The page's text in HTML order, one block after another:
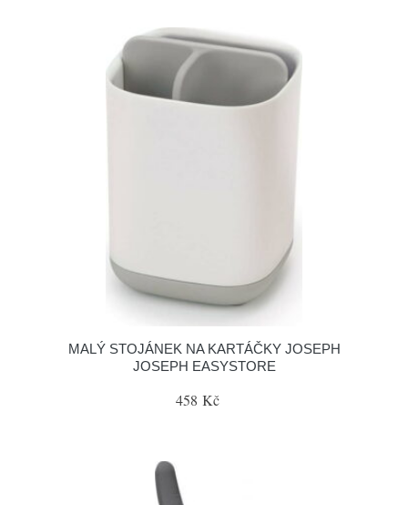
MALÝ STOJÁNEK NA KARTÁČKY JOSEPH
JOSEPH EASYSTORE
458 Kč